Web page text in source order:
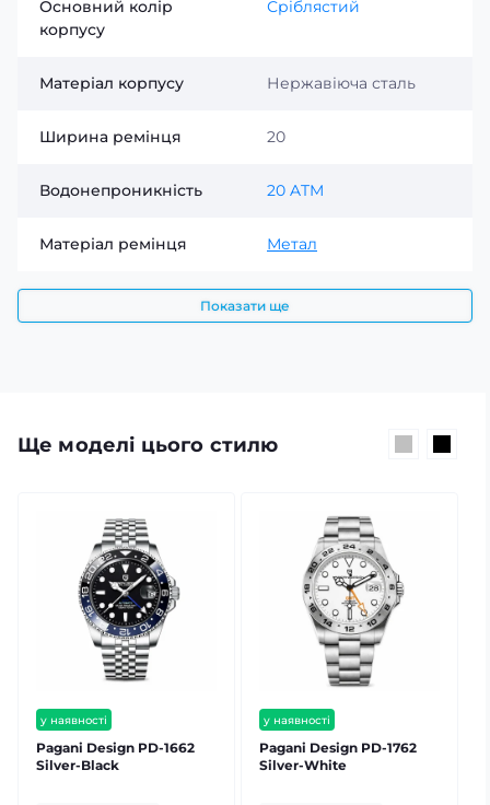
Основний колір
корпусу
Сріблястий
Матеріал корпусу Нержавіюча сталь
Ширина ремінця 20
Водонепроникність 20 ATM
Матеріал ремінця Метал
Показати ще
Ще моделі цього стилю
у наявності
безкоштовна доставка
гарантія 12 міс
Pagani Design PD-1662
Silver-Black
у наявності
безкоштовна доставка
гарантія 12 міс
Pagani Design PD-1762
Silver-White